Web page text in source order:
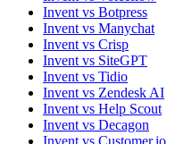
Invent vs Botpress
Invent vs Manychat
Invent vs Crisp
Invent vs SiteGPT
Invent vs Tidio
Invent vs Zendesk AI
Invent vs Help Scout
Invent vs Decagon
Invent vs Customer.io